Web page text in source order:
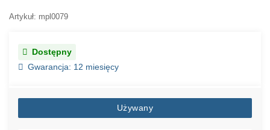
Artykuł: mpl0079
Dostępny
Gwarancja: 12 miesięcy
Używany